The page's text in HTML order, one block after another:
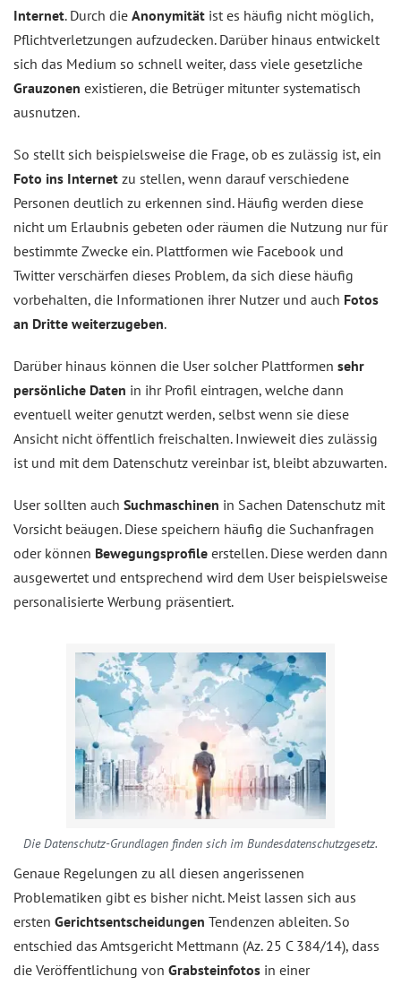
Internet. Durch die Anonymität ist es häufig nicht möglich,
Pflichtverletzungen aufzudecken. Darüber hinaus entwickelt
sich das Medium so schnell weiter, dass viele gesetzliche
Grauzonen existieren, die Betrüger mitunter systematisch
ausnutzen.
So stellt sich beispielsweise die Frage, ob es zulässig ist, ein
Foto ins Internet zu stellen, wenn darauf verschiedene
Personen deutlich zu erkennen sind. Häufig werden diese
nicht um Erlaubnis gebeten oder räumen die Nutzung nur für
bestimmte Zwecke ein. Plattformen wie Facebook und
Twitter verschärfen dieses Problem, da sich diese häufig
vorbehalten, die Informationen ihrer Nutzer und auch Fotos
an Dritte weiterzugeben.
Darüber hinaus können die User solcher Plattformen sehr
persönliche Daten in ihr Profil eintragen, welche dann
eventuell weiter genutzt werden, selbst wenn sie diese
Ansicht nicht öffentlich freischalten. Inwieweit dies zulässig
ist und mit dem Datenschutz vereinbar ist, bleibt abzuwarten.
User sollten auch Suchmaschinen in Sachen Datenschutz mit
Vorsicht beäugen. Diese speichern häufig die Suchanfragen
oder können Bewegungsprofile erstellen. Diese werden dann
ausgewertet und entsprechend wird dem User beispielsweise
personalisierte Werbung präsentiert.
Die Datenschutz-Grundlagen finden sich im Bundesdatenschutzgesetz.
Genaue Regelungen zu all diesen angerissenen
Problematiken gibt es bisher nicht. Meist lassen sich aus
ersten Gerichtsentscheidungen Tendenzen ableiten. So
entschied das Amtsgericht Mettmann (Az. 25 C 384/14), dass
die Veröffentlichung von Grabsteinfotos in einer